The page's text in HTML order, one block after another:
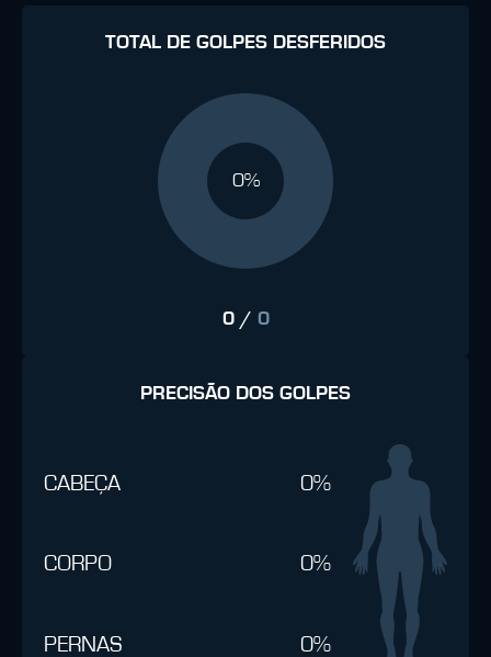
TOTAL DE GOLPES DESFERIDOS
0%
0/ 0
PRECISÃO DOS GOLPES
CABEÇA 0%
CORPO 0%
PERNAS 0%